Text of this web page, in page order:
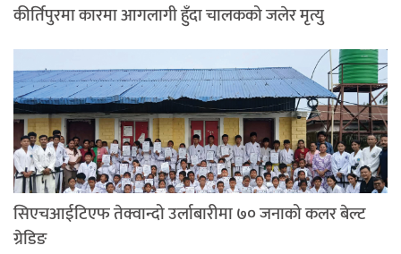
कीर्तिपुरमा कारमा आगलागी हुँदा चालकको जलेर मृत्यु
सिएचआईटिएफ तेक्वान्दो उर्लाबारीमा ७० जनाको कलर बेल्ट
ग्रेडिङ